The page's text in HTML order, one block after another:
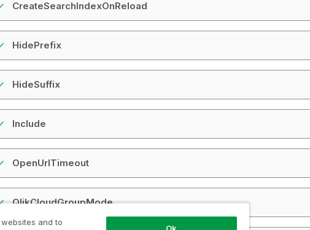
CreateSearchIndexOnReload
HidePrefix
HideSuffix
Include
OpenUrlTimeout
QlikCloudGroupMode
and to